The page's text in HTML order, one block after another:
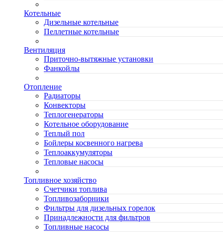
Котельные
Дизельные котельные
Пеллетные котельные
Вентиляция
Приточно-вытяжные установки
Фанкойлы
Отопление
Радиаторы
Конвекторы
Теплогенераторы
Котельное оборудование
Теплый пол
Бойлеры косвенного нагрева
Теплоаккумуляторы
Тепловые насосы
Топливное хозяйство
Счетчики топлива
Топливозаборники
Фильтры для дизельных горелок
Принадлежности для фильтров
Топливные насосы